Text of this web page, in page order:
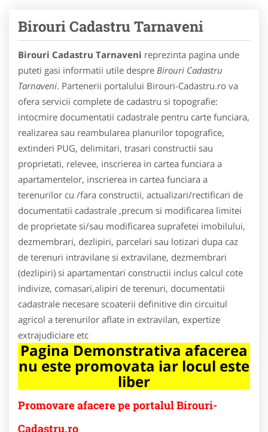
Birouri Cadastru Tarnaveni
Birouri Cadastru Tarnaveni reprezinta pagina unde
puteti gasi informatii utile despre Birouri Cadastru
Tarnaveni. Partenerii portalului Birouri-Cadastru.ro va
ofera servicii complete de cadastru si topografie:
intocmire documentatii cadastrale pentru carte funciara,
realizarea sau reambularea planurilor topografice,
extinderi PUG, delimitari, trasari constructii sau
proprietati, relevee, inscrierea in cartea funciara a
apartamentelor, inscrierea in cartea funciara a
terenurilor cu /fara constructii, actualizari/rectificari de
documentatii cadastrale ,precum si modificarea limitei
de proprietate si/sau modificarea suprafetei imobilului,
dezmembrari, dezlipiri, parcelari sau lotizari dupa caz
de terenuri intravilane si extravilane, dezmembrari
(dezlipiri) si apartamentari constructii inclus calcul cote
indivize, comasari,alipiri de terenuri, documentatii
cadastrale necesare scoaterii definitive din circuitul
agricol a terenurilor aflate in extravilan, expertize
extrajudiciare etc
Pagina Demonstrativa afacerea
nu este promovata iar locul este
liber
Promovare afacere pe portalul Birouri-
Cadastru.ro